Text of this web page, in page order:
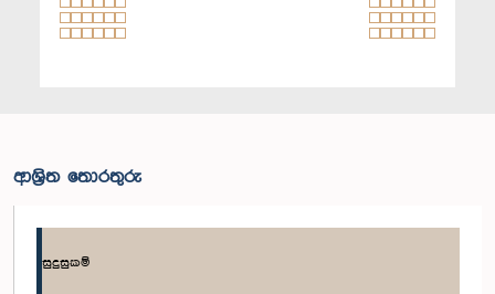
ආශ්‍රිත තොරතුරු
සුදුසුකම්